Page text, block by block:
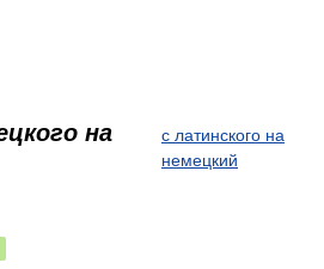
на
с латинского на
немецкий